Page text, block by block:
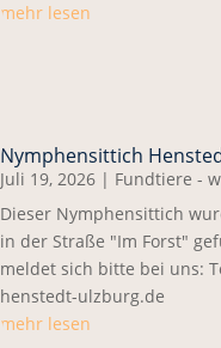
mehr lesen
Nymphensittich
Juli 19, 2026 | Fundtiere -
Dieser Nymphensittich
in der Straße "Im Forst"
meldet sich bitte bei uns:
henstedt-ulzburg.de
mehr lesen